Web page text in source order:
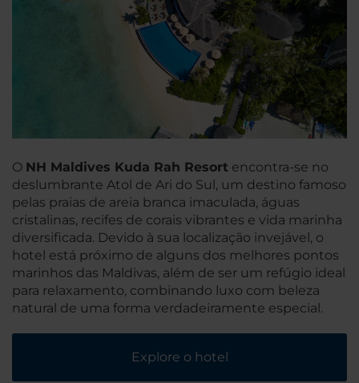
O NH Maldives Kuda Rah Resort encontra-se no
deslumbrante Atol de Ari do Sul, um destino famoso
pelas praias de areia branca imaculada, águas
cristalinas, recifes de corais vibrantes e vida marinha
diversificada. Devido à sua localização invejável, o
hotel está próximo de alguns dos melhores pontos
marinhos das Maldivas, além de ser um refúgio ideal
para relaxamento, combinando luxo com beleza
natural de uma forma verdadeiramente especial.
Explore o hotel